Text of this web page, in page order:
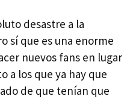
desastre a la
sí que es una enorme
nuevos fans en lugar
a los que ya hay que
de que tenían que